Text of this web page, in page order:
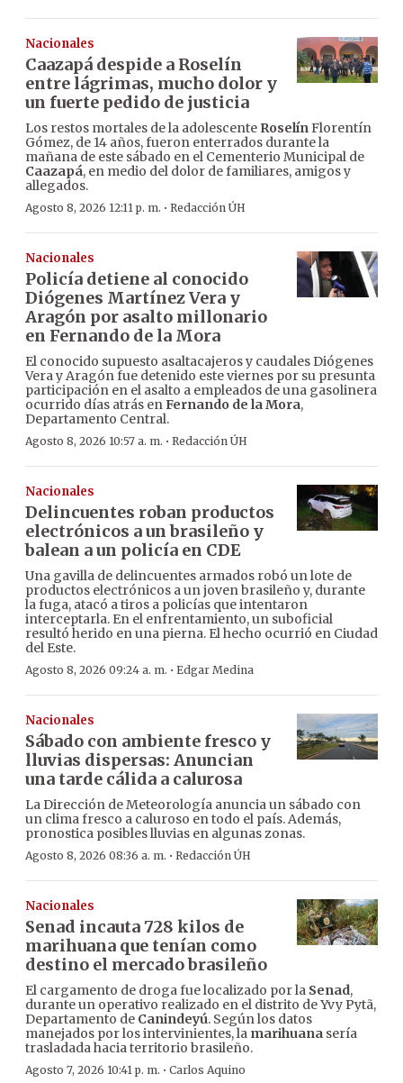
Nacionales
Caazapá despide a Roselín
entre lágrimas, mucho dolor y
un fuerte pedido de justicia
Los restos mortales de la adolescente RoselínFlorentín
Gómez, de 14 años, fueron enterrados durante la
mañana de este sábado en el Cementerio Municipal de
Caazapá, en medio del dolor de familiares, amigos y
allegados.
Agosto 8, 2026 12:11 p. m. · Redacción ÚH
Nacionales
Policía detiene al conocido
Diógenes Martínez Vera y
Aragón por asalto millonario
en Fernando de la Mora
El conocido supuesto asaltacajeros y caudales Diógenes
Vera y Aragón fue detenido este viernes por su presunta
participación en el asalto a empleados de una gasolinera
ocurrido días atrás enFernando de la Mora,
Departamento Central.
Agosto 8, 2026 10:57 a. m. · Redacción ÚH
Nacionales
Delincuentes roban productos
electrónicos a un brasileño y
balean a un policía en CDE
Una gavilla de delincuentes armados robó un lote de
productos electrónicos a un joven brasileño y, durante
la fuga, atacó a tiros a policías que intentaron
interceptarla. En el enfrentamiento, un suboficial
resultó herido en una pierna. El hecho ocurrió en Ciudad
del Este.
Agosto 8, 2026 09:24 a. m. · Edgar Medina
Nacionales
Sábado con ambiente fresco y
lluvias dispersas: Anuncian
una tarde cálida a calurosa
La Dirección de Meteorología anuncia un sábado con
un clima fresco a caluroso en todo el país. Además,
pronostica posibles lluvias en algunas zonas.
Agosto 8, 2026 08:36 a. m. · Redacción ÚH
Nacionales
Senad incauta 728 kilos de
marihuana que tenían como
destino el mercado brasileño
El cargamento de droga fue localizado por la Senad,
durante un operativo realizado en el distrito de Yvy Pytã,
Departamento de Canindeyú. Según los datos
manejados por los intervinientes, la marihuana sería
trasladada hacia territorio brasileño.
Agosto 7, 2026 10:41 p. m. · Carlos Aquino